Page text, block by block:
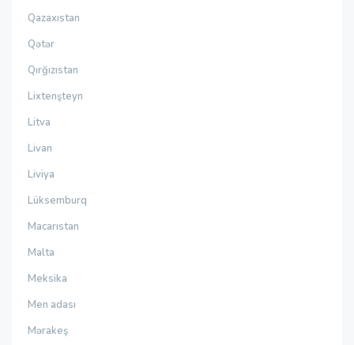
Qazaxıstan
Qətər
Qırğızıstan
Lixtenşteyn
Litva
Livan
Liviya
Lüksemburq
Macarıstan
Malta
Meksika
Men adası
Mərakeş